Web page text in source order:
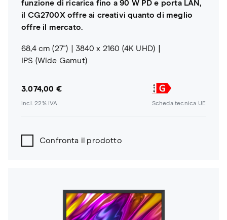
funzione di ricarica fino a 90 W PD e porta LAN,
il CG2700X offre ai creativi quanto di meglio
offre il mercato.
68,4 cm (27")
3840 x 2160 (4K UHD)
IPS (Wide Gamut)
3.074,00 €
incl. 22% IVA Scheda tecnica UE
Confronta il prodotto